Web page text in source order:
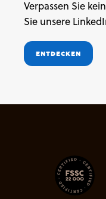
Verpassen Sie
Sie unsere
ENTDECKEN